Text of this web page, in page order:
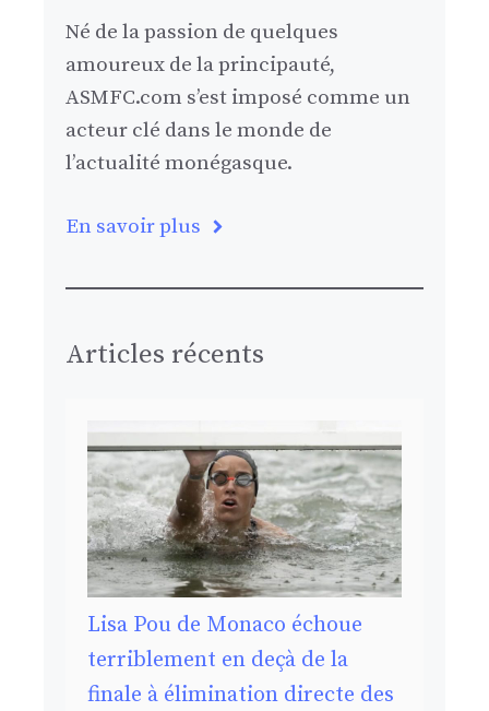
Né de la passion de quelques
amoureux de la principauté,
ASMFC.com s’est imposé comme un
acteur clé dans le monde de
l’actualité monégasque.
En savoir plus
Articles récents
Lisa Pou de Monaco échoue
terriblement en deçà de la
finale à élimination directe des